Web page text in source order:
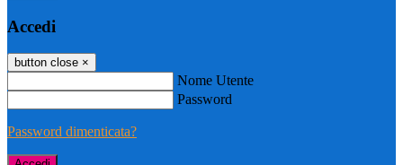
Accedi
button close ×
Nome Utente
Password
Password dimenticata?